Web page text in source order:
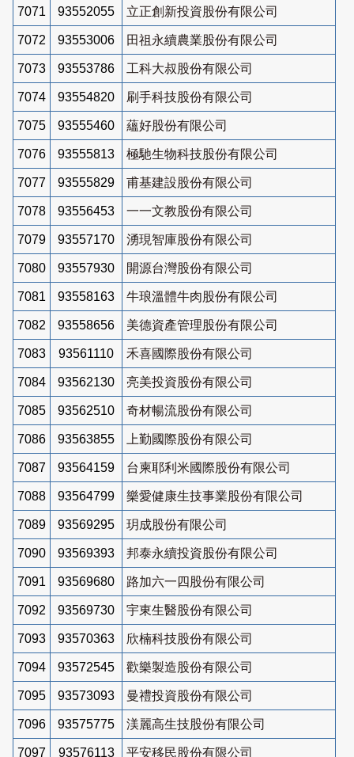
7071 93552055 立正創新投資股份有限公司
7072 93553006 田祖永續農業股份有限公司
7073 93553786 工科大叔股份有限公司
7074 93554820 刷手科技股份有限公司
7075 93555460 蘊好股份有限公司
7076 93555813 極馳生物科技股份有限公司
7077 93555829 甫基建設股份有限公司
7078 93556453 一一文教股份有限公司
7079 93557170 湧現智庫股份有限公司
7080 93557930 開源台灣股份有限公司
7081 93558163 牛琅溫體牛肉股份有限公司
7082 93558656 美德資產管理股份有限公司
7083 93561110 禾喜國際股份有限公司
7084 93562130 亮美投資股份有限公司
7085 93562510 奇材暢流股份有限公司
7086 93563855 上勤國際股份有限公司
7087 93564159 台柬耶利米國際股份有限公司
7088 93564799 樂愛健康生技事業股份有限公司
7089 93569295 玥成股份有限公司
7090 93569393 邦泰永續投資股份有限公司
7091 93569680 路加六一四股份有限公司
7092 93569730 宇東生醫股份有限公司
7093 93570363 欣楠科技股份有限公司
7094 93572545 歡樂製造股份有限公司
7095 93573093 曼禮投資股份有限公司
7096 93575775 渼麗高生技股份有限公司
7097 93576113 平安移民股份有限公司